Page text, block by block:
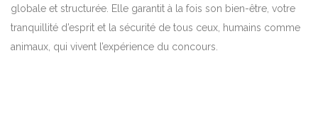
globale et structurée. Elle garantit à la fois son bien-être, votre
tranquillité d’esprit et la sécurité de tous ceux, humains comme
animaux, qui vivent l’expérience du concours.